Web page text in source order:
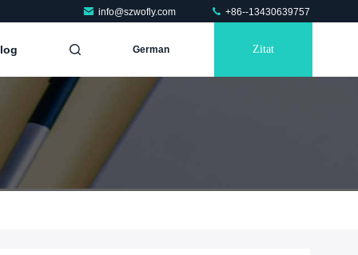
info@szwofly.com +86--13430639757
German Zitat